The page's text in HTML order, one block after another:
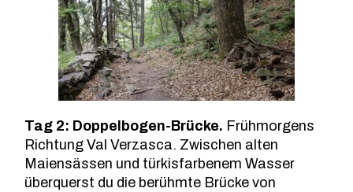
Tag 2: Doppelbogen-Brücke. Frühmorgens
Richtung Val Verzasca. Zwischen alten
Maiensässen und türkisfarbenem Wasser
überquerst du die berühmte Brücke von